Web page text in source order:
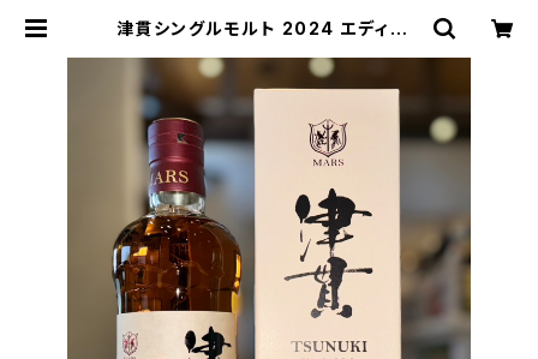
津貫シングルモルト 2024 エディショ
児島市南栄） | 【BASE公式】福原酒
店｜創業1928年・広島の日本酒・限
定酒を全国通販